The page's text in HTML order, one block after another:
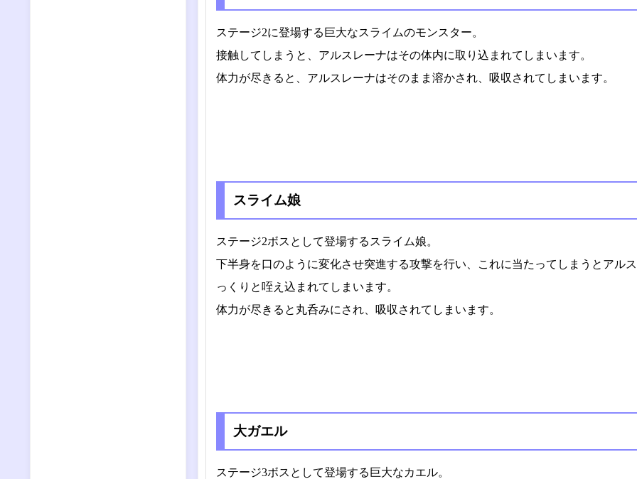
ステージ2に登場する巨大なスライムのモンスター。
接触してしまうと、アルスレーナはその体内に取り込まれてしまいます。
体力が尽きると、アルスレーナはそのまま溶かされ、吸収されてしまいます。
スライム娘
ステージ2ボスとして登場するスライム娘。
下半身を口のように変化させ突進する攻撃を行い、これに当たってしまうとアル
っくりと咥え込まれてしまいます。
体力が尽きると丸呑みにされ、吸収されてしまいます。
大ガエル
ステージ3ボスとして登場する巨大なカエル。